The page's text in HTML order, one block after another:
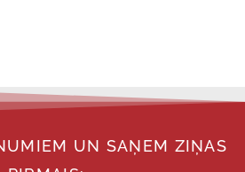
UN SAŅEM ZIŅAS